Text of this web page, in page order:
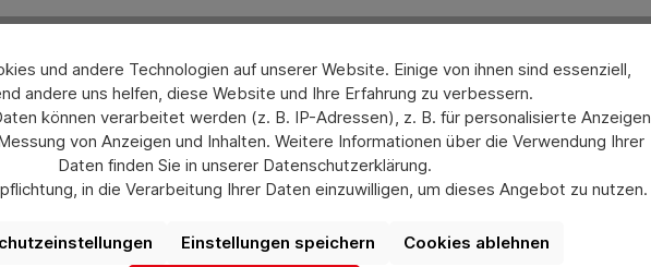
und andere Technologien auf unserer Website. Einige von ihnen sind essenziell,
andere uns helfen, diese Website und Ihre Erfahrung zu verbessern.
können verarbeitet werden (z. B. IP-Adressen), z. B. für personalisierte Anzeigen
von Anzeigen und Inhalten. Weitere Informationen über die Verwendung Ihrer
Daten finden Sie in unserer Datenschutzerklärung.
in die Verarbeitung Ihrer Daten einzuwilligen, um dieses Angebot zu nutzen.
individueller Einstellungen möglicherweise nicht alle Funktionen der Website
verfügbar sind.
Cookies ablehnen
Einstellungen speichern